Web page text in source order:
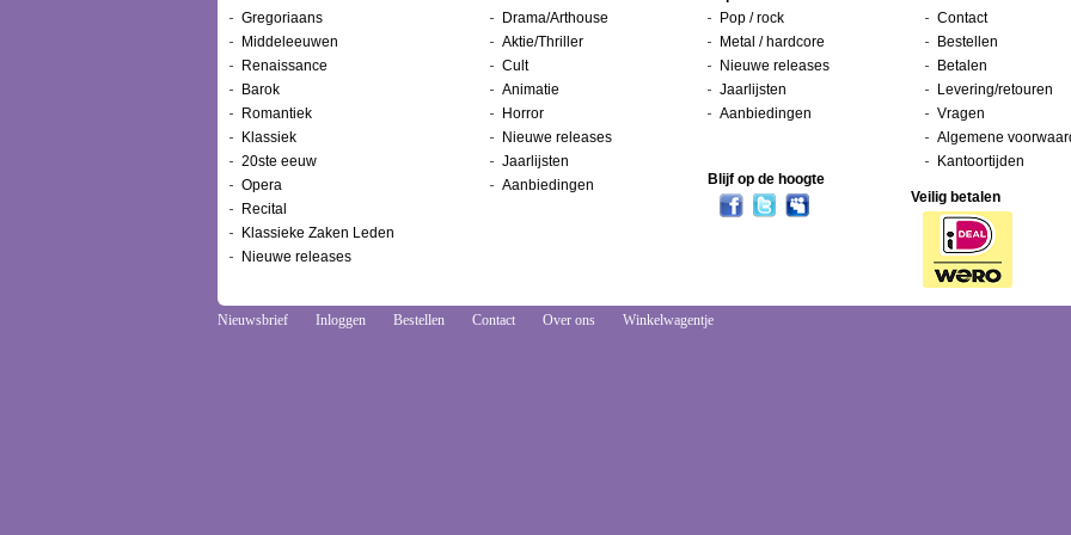
Gregoriaans
Middeleeuwen
Renaissance
Barok
Romantiek
Klassiek
20ste eeuw
Opera
Recital
Klassieke Zaken Leden
Nieuwe releases
Drama/Arthouse
Aktie/Thriller
Cult
Animatie
Horror
Nieuwe releases
Jaarlijsten
Aanbiedingen
Pop / rock
Metal / hardcore
Nieuwe releases
Jaarlijsten
Aanbiedingen
Contact
Bestellen
Betalen
Levering/retouren
Vragen
Algemene
Kantoortijden
Blijf op de hoogte
Veilig betalen
Nieuwsbrief Inloggen Bestellen Contact Over ons Winkelwagentje